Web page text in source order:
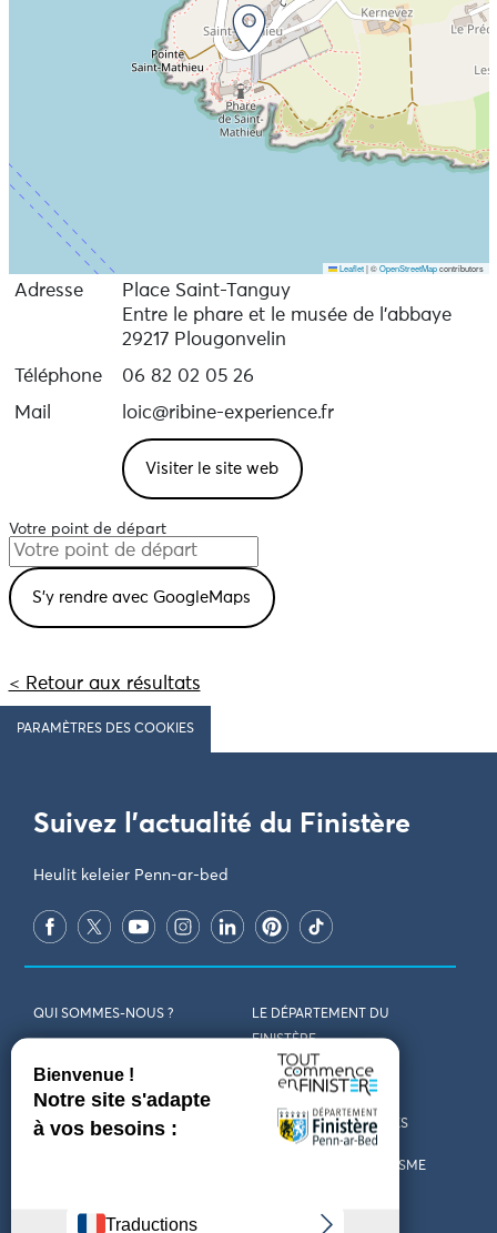
Leaflet |©OpenStreetMapcontributors
Adresse
Place Saint-Tanguy
Entre le phare et le musée de l'abbaye
29217 Plougonvelin
Téléphone
06 82 02 05 26
Mail
loic@ribine-experience.fr
Visiter le site web
Votre point de départ
< Retour aux résultats
PARAMÈTRES DES COOKIES
Suivez l'actualité du Finistère
Heulit keleier Penn-ar-bed
QUI SOMMES-NOUS ?
LE DÉPARTEMENT DU
FINISTÈRE
REJOIGNEZ-NOUS VENIR EN FINISTÈRE
CONTACT CARTES ET BROCHURES
LES OFFICES DE TOURISME